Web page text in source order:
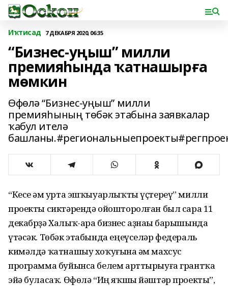
Иҡтисад 7 ДЕКАБРЯ 2020, 06:35
“Бизнес-уңыш” милли
премияһында ҡатнашырға
мөмкин
Өфөлә “Бизнес-уңыш” милли
премияһының төбәк этабына заявкалар
ҡабул ителә
“Кесе һәм урта эшҡыуарлыҡты үҫтереү” милли
проекты сиктәрендә ойошторолған был сара 11
декабрҙә Халыҡ-ара бизнес аҙнаһы барышында
үтәсәк. Төбәк этабында еңеүселәр федераль
кимәлдә ҡатнашыу хоҡуғына һәм махсус
программа буйынса белем арттырыуға грантҡа
эйә буласаҡ. Өфөлә “Иң яҡшы йәштәр проекты”,